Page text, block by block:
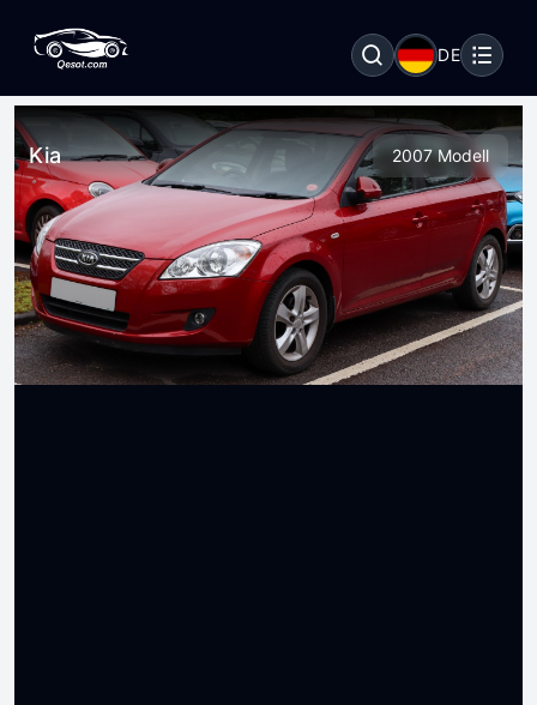
DE
Kia 2007 Modell